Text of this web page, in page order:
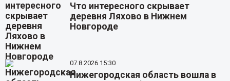
Что интересного скрывает
деревня Ляхово в Нижнем
Новгороде
07.8.2026 15:30
Нижегородская область вошла в